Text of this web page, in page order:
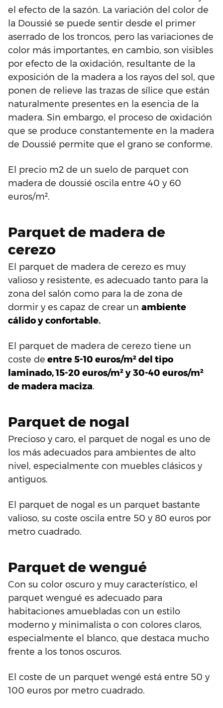
el efecto de la sazón. La variación del color de
la Doussié se puede sentir desde el primer
aserrado de los troncos, pero las variaciones de
color más importantes, en cambio, son visibles
por efecto de la oxidación, resultante de la
exposición de la madera a los rayos del sol, que
ponen de relieve las trazas de sílice que están
naturalmente presentes en la esencia de la
madera. Sin embargo, el proceso de oxidación
que se produce constantemente en la madera
de Doussié permite que el grano se conforme.
El precio m2 de un suelo de parquet con
madera de doussié oscila entre 40 y 60
euros/m².
Parquet de madera de
cerezo
El parquet de madera de cerezo es muy
valioso y resistente, es adecuado tanto para la
zona del salón como para la de zona de
dormir y es capaz de crear un ambiente
cálido y confortable.
El parquet de madera de cerezo tiene un
coste de entre 5-10 euros/m² del tipo
laminado, 15-20 euros/m² y 30-40 euros/m²
de madera maciza.
Parquet de nogal
Precioso y caro, el parquet de nogal es uno de
los más adecuados para ambientes de alto
nivel, especialmente con muebles clásicos y
antiguos.
El parquet de nogal es un parquet bastante
valioso, su coste oscila entre 50 y 80 euros por
metro cuadrado.
Parquet de wengué
Con su color oscuro y muy característico, el
parquet wengué es adecuado para
habitaciones amuebladas con un estilo
moderno y minimalista o con colores claros,
especialmente el blanco, que destaca mucho
frente a los tonos oscuros.
El coste de un parquet wengé está entre 50 y
100 euros por metro cuadrado.